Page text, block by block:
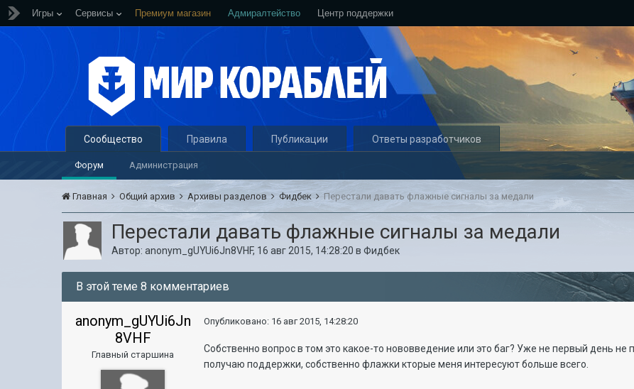
Игры Сервисы Премиум магазин Адмиралтейство Центр поддержки
Сообщество
Форум Администрация
Правила Публикации Ответы разработчиков
Главная Общий архив Архивы разделов Фидбек Перестали давать флажные сигналы за медали
Перестали давать флажные сигналы за медали
Автор:anonym_gUYUi6Jn8VHF, 16 авг 2015, 14:28:20 вФидбек
В этой теме 8 комментариев
anonym_gUYUi6Jn
8VHF
Главный старшина
Опубликовано: 16 авг 2015, 14:28:20
Собственно вопрос в том это какое-то нововведение или это баг? Уже не первый день не
получаю поддержки, собственно флажки кторые меня интересуют больше всего.